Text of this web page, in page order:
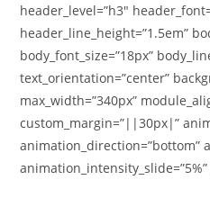
header_level=”h3″
body_font_size=”18px”
text_orientation=”center”
max_width=”340px”
custom_margin=”||30px|”
animation_direction=”bottom”
animation_intensity_slide=”5%”